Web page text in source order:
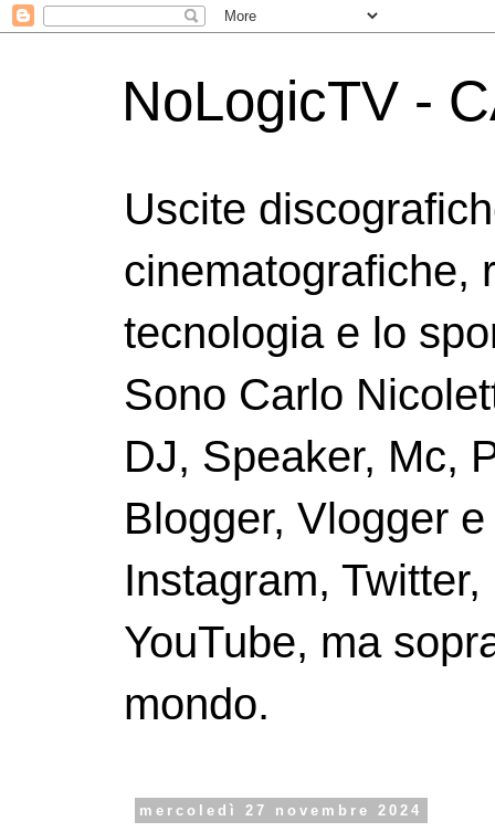
NoLogicTV -
Uscite
cinematografiche,
tecnologia e lo
Sono Carlo
DJ, Speaker, Mc,
Blogger, Vlogger
Instagram,
YouTube, ma
mondo.
mercoledì 27 novembre 2024